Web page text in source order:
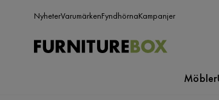
NyheterVarumärkenFyndhörnaKampanjer
Möbler